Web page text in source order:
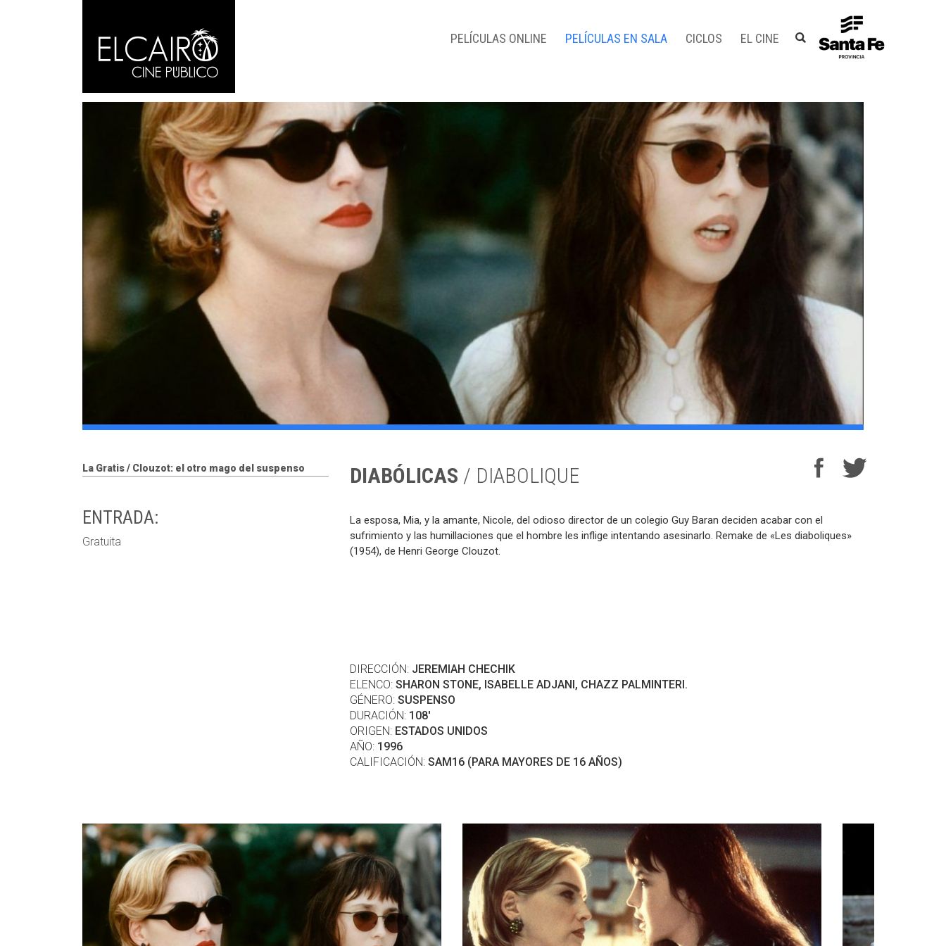
PELÍCULAS ONLINE PELÍCULAS EN SALA CICLOS EL CINE
La Gratis / Clouzot: el otro mago del suspenso
ENTRADA:
Gratuita
DIABÓLICAS / DIABOLIQUE
La esposa, Mia, y la amante, Nicole, del odioso director de un colegio Guy Baran deciden acabar con el
sufrimiento y las humillaciones que el hombre les inflige intentando asesinarlo. Remake de «Les diaboliques»
(1954), de Henri George Clouzot.
DIRECCIÓN: JEREMIAH CHECHIK
ELENCO: SHARON STONE, ISABELLE ADJANI, CHAZZ PALMINTERI.
GÉNERO: SUSPENSO
DURACIÓN: 108'
ORIGEN: ESTADOS UNIDOS
AÑO: 1996
CALIFICACIÓN: SAM16 (PARA MAYORES DE 16 AÑOS)